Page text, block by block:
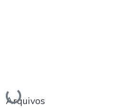
Carregando...
Arquivos